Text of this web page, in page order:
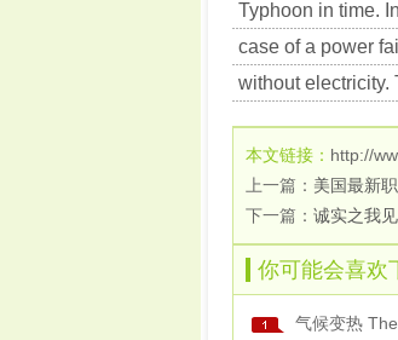
Typhoon in time.
case of a power
without electricity.
本文链接： http://
上一篇： 美国最新
下一篇： 诚实之我
你可能会喜欢
气候变热